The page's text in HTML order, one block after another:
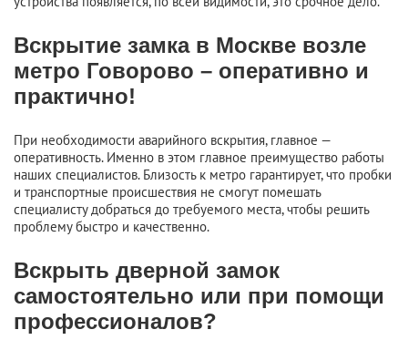
Вскрытие замка в Москве возле
метро Говорово – оперативно и
практично!
При необходимости аварийного вскрытия, главное —
оперативность. Именно в этом главное преимущество работы
наших специалистов. Близость к метро гарантирует, что пробки
и транспортные происшествия не смогут помешать
специалисту добраться до требуемого места, чтобы решить
проблему быстро и качественно.
Вскрыть дверной замок
самостоятельно или при помощи
профессионалов?